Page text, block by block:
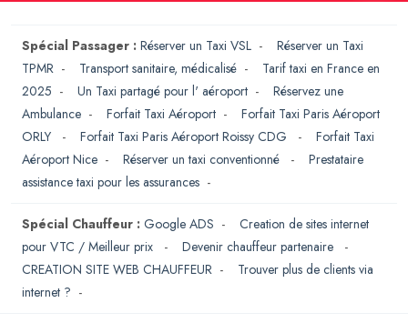
Spécial Passager : Réserver un Taxi VSL - Réserver un Taxi
TPMR - Transport sanitaire, médicalisé - Tarif taxi en France en
2025 - Un Taxi partagé pour l' aéroport - Réservez une
Ambulance - Forfait Taxi Aéroport - Forfait Taxi Paris Aéroport
ORLY
- Forfait Taxi Paris Aéroport Roissy CDG - Forfait Taxi
Aéroport Nice - Réserver un taxi conventionné - Prestataire
assistance taxi pour les assurances -
Spécial Chauffeur : Google ADS - Creation de sites internet
pour VTC / Meilleur prix
- Devenir chauffeur partenaire
-
CREATION SITE WEB CHAUFFEUR - Trouver plus de clients via
internet ? -